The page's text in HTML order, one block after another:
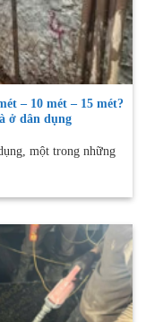
– 10 mét – 15 mét?
ở dân dụng
một trong những